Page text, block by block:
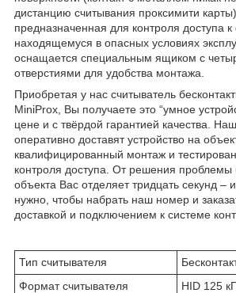
дистанцию считывания проксимити
предназначенная для контроля доступа к
находящемуся в опасных условиях
оснащается специальным ящиком с
отверстиями для удобства монтажа.
Приобретая у нас считыватель
MiniProx, Вы получаете это “умное
цене и с твёрдой гарантией качества.
оперативно доставят устройство на
квалифицированный монтаж и
контроля доступа. От решения проблемы
объекта Вас отделяет тридцать секунд –
нужно, чтобы набрать наш номер и
доставкой и подключением к системе
Тип считывателя
Формат считывателя
HID 125